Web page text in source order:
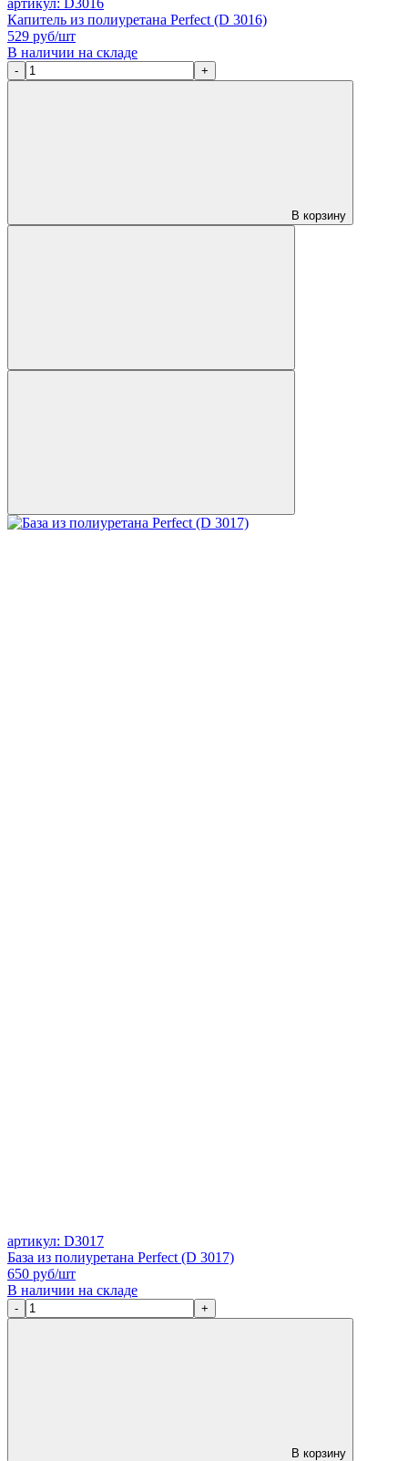
артикул: D3016
Капитель из полиуретана Perfect (D 3016)
529 руб/шт
В наличии на складе
- +
В корзину
артикул: D3017
База из полиуретана Perfect (D 3017)
650 руб/шт
В наличии на складе
- +
В корзину